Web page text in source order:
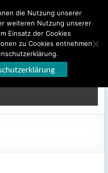
Praxis
Rodenkirchen
die Nutzung unserer
weiteren Nutzung unserer
Einsatz der Cookies
zu Cookies entnehmen